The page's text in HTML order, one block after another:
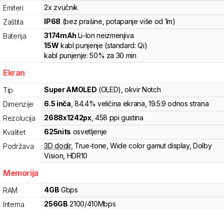
Emiteri
2x zvučnik
Zaštita
IP68 (bez prašine, potapanje više od 1m)
Baterija
3174mAh Li-Ion neizmenjiva
15W kabl punjenje (standard: Qi)
kabl punjenje:50% za 30 min
Ekran
Tip Super AMOLED (OLED) , okvir Notch
Dimenzije
6.5 inča , 84.4% veličina ekrana , 19.5:9 odnos strana
Rezolucija
2688x1242px, 458 ppi gustina
Kvalitet
625nits osvetljenje
Podržava
3D dodir, True-tone ,Wide color gamut display,Dolby
Vision HDR10
Memorija
RAM 4GB Gbps
Interna
256GB 2100/410Mbps